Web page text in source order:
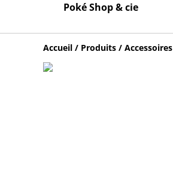
Poké Shop & cie
Accueil / Produits / Accessoires